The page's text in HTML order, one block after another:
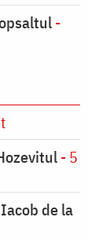
-
- 5
de la